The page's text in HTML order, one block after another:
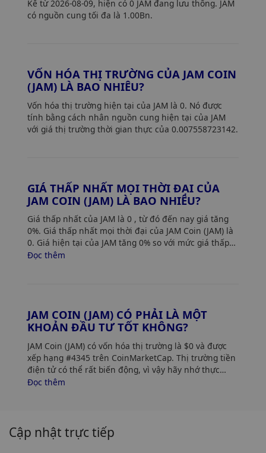
Kể từ 2026-08-09, hiện có 0 JAM đang lưu thông. JAM
có nguồn cung tối đa là 1.00Bn.
VỐN HÓA THỊ TRƯỜNG CỦA JAM COIN
(JAM) LÀ BAO NHIÊU?
Vốn hóa thị trường hiện tại của JAM là 0. Nó được
tính bằng cách nhân nguồn cung hiện tại của JAM
với giá thị trường thời gian thực của 0.007558723142.
GIÁ THẤP NHẤT MỌI THỜI ĐẠI CỦA
JAM COIN (JAM) LÀ BAO NHIÊU?
Giá thấp nhất của JAM là 0 , từ đó đến nay giá tăng
0%. Giá thấp nhất mọi thời đại của JAM Coin (JAM) là
0. Giá hiện tại của JAM tăng 0% so với mức giá thấp
nhất của nó.
Đọc thêm
JAM COIN (JAM) CÓ PHẢI LÀ MỘT
KHOẢN ĐẦU TƯ TỐT KHÔNG?
JAM Coin (JAM) có vốn hóa thị trường là $0 và được
xếp hạng #4345 trên CoinMarketCap. Thị trường tiền
điện tử có thể rất biến động, vì vậy hãy nhớ thực
hiện nghiên cứu của riêng bạn (DYOR) và đánh giá
Đọc thêm
Cập nhật trực tiếp